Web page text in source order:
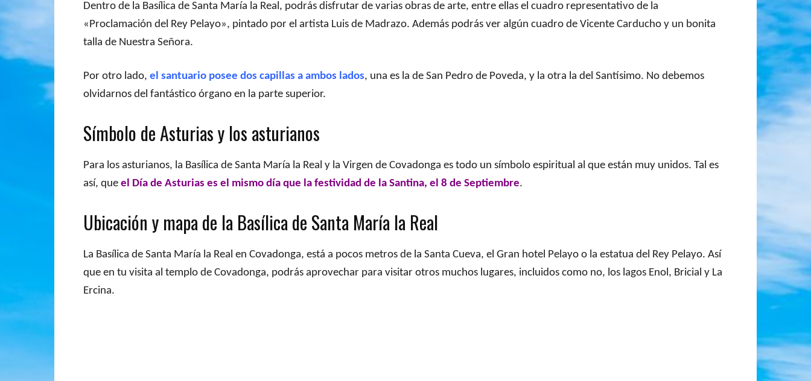
Dentro de la Basílica de Santa María la Real, podrás disfrutar de varias obras de arte, entre ellas el cuadro representativo de la
«Proclamación del Rey Pelayo», pintado por el artista Luis de Madrazo. Además podrás ver algún cuadro de Vicente Carducho y un bonita
talla de Nuestra Señora.
Por otro lado, el santuario posee dos capillas a ambos lados, una es la de San Pedro de Poveda, y la otra la del Santísimo. No debemos
olvidarnos del fantástico órgano en la parte superior.
Símbolo de Asturias y los asturianos
Para los asturianos, la Basílica de Santa María la Real y la Virgen de Covadonga es todo un símbolo espiritual al que están muy unidos. Tal es
así, que el Día de Asturias es el mismo día que la festividad de la Santina, el 8 de Septiembre.
Ubicación y mapa de la Basílica de Santa María la Real
La Basílica de Santa María la Real en Covadonga, está a pocos metros de la Santa Cueva, el Gran hotel Pelayo o la estatua del Rey Pelayo. Así
que en tu visita al templo de Covadonga, podrás aprovechar para visitar otros muchos lugares, incluidos como no, los lagos Enol, Bricial y La
Ercina.